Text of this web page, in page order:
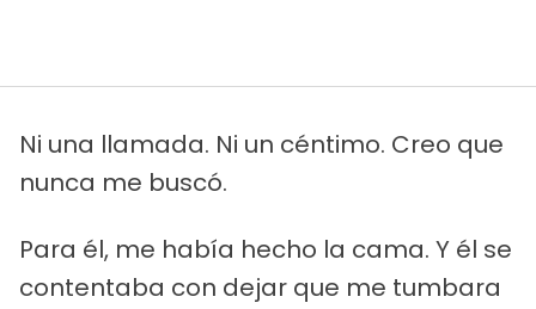
Ni una llamada. Ni un céntimo. Creo que
nunca me buscó.
Para él, me había hecho la cama. Y él se
contentaba con dejar que me tumbara